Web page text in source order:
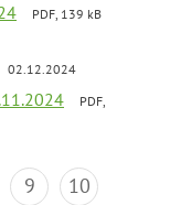
PDF, 139 kB
02.12.2024
PDF,
9
10